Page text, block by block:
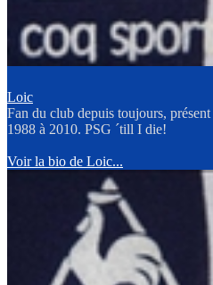
Loic
Fan du club depuis toujours,
1988 à 2010. PSG ´till I die!
Voir la bio de Loic...